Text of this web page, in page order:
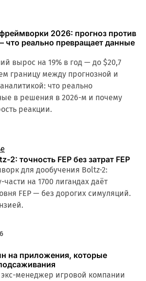
2026: прогноз против
что реально превращает данные
вырос на 19% в год — до $20,7
границу между прогнозной и
что реально
в решения в 2026-м и почему
реакции.
2: точность FEP без затрат FEP
для дообучения Boltz-2:
на 1700 лигандах даёт
FEP — без дорогих симуляций.
на приложения, которые
менеджер игровой компании